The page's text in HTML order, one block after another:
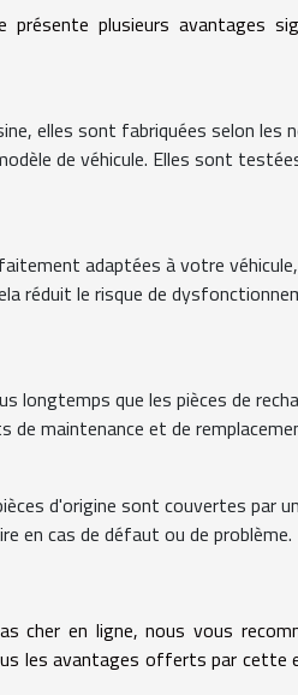
présente plusieurs avantages
elles sont fabriquées selon les
de véhicule. Elles sont
adaptées à votre
réduit le risque de
longtemps que les pièces de
de maintenance et de
d'origine sont couvertes par
en cas de défaut ou de problème.
cher en ligne, nous vous
les avantages offerts par cette